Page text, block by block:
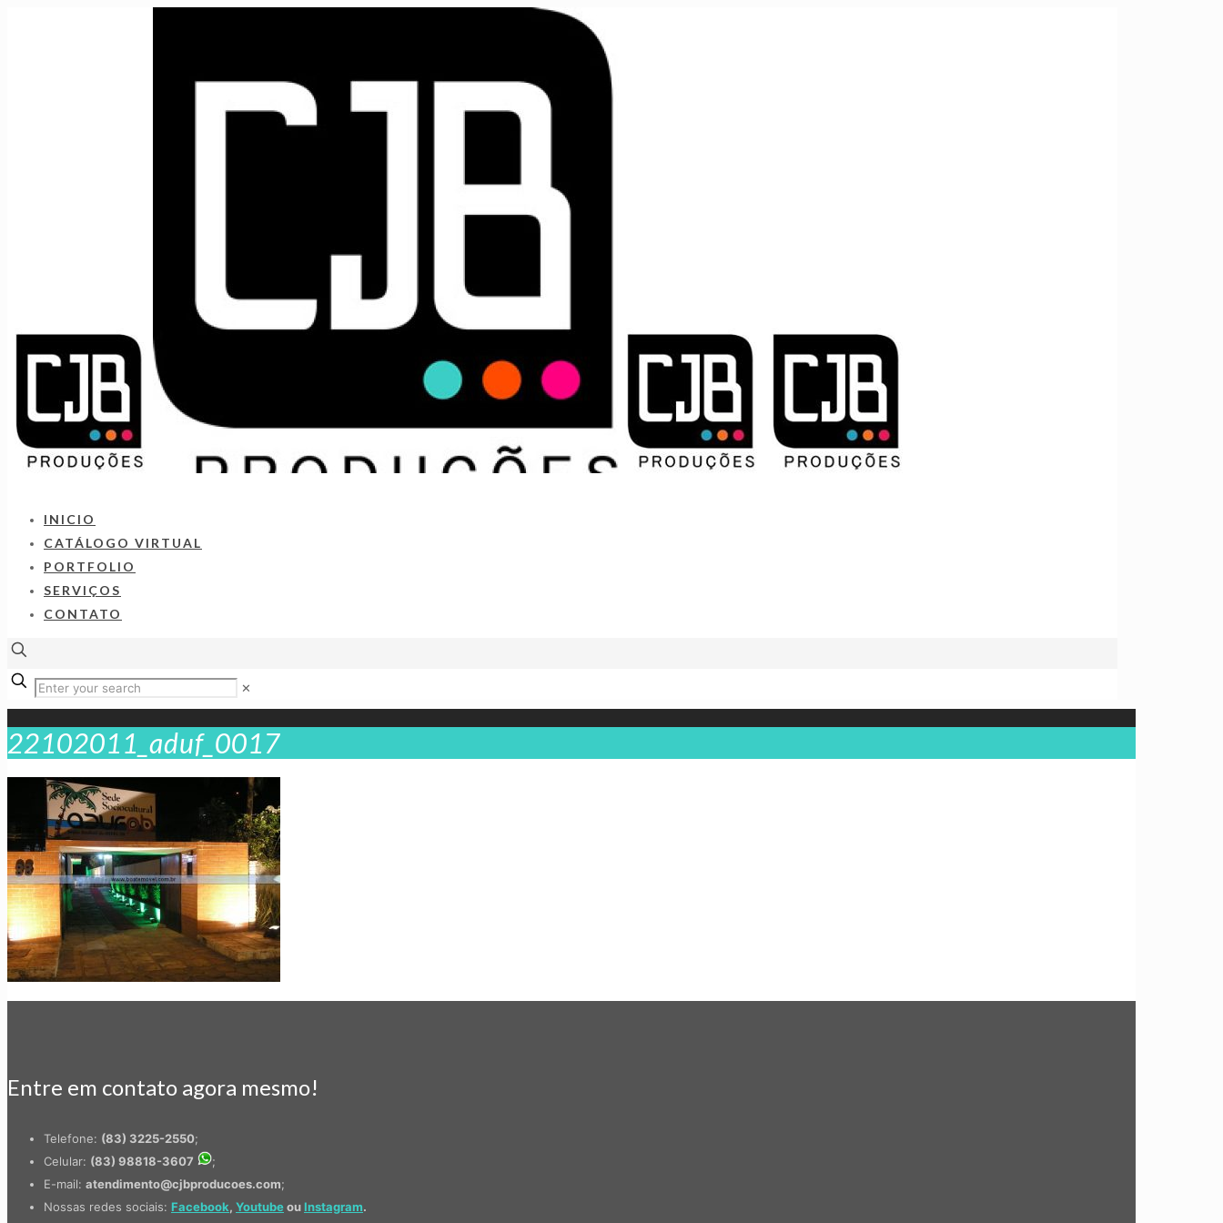
INICIO
CATÁLOGO VIRTUAL
PORTFOLIO
SERVIÇOS
CONTATO
✕
22102011_aduf_0017
Entre em contato agora mesmo!
Telefone: (83) 3225-2550;
Celular: (83) 98818-3607
;
E-mail: atendimento@cjbproducoes.com;
Nossas redes sociais: Facebook, Youtubeou Instagram.